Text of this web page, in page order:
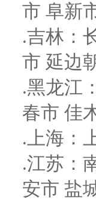
市 阜新
.吉林：
市 延边
.黑龙江
春市 佳
.上海：
.江苏：
安市 盐